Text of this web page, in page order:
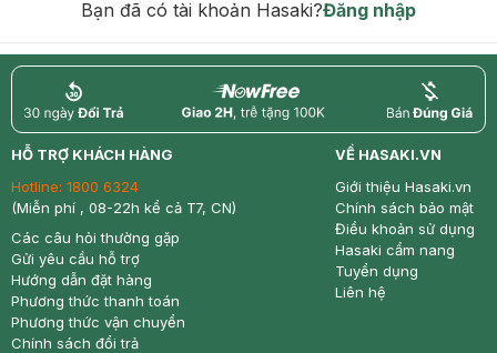
Bạn đã có tài khoản Hasaki?Đăng nhập
return nowfree price
HỖ TRỢ KHÁCH HÀNG
Hotline: 1800 6324
(Miễn phí , 08-22h kể cả T7, CN)
Các câu hỏi thường gặp
Gửi yêu cầu hỗ trợ
Hướng dẫn đặt hàng
Phương thức thanh toán
Phương thức vận chuyển
Chính sách đổi trả
VỀ HASAKI.VN
Giới thiệu Hasaki.vn
Chính sách bảo mật
Điều khoản sử dụng
Hasaki cẩm nang
Tuyển dụng
Liên hệ